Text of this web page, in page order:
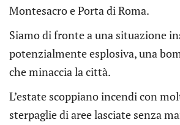
Montesacro e Porta di Roma.
Siamo di fronte a una situazione
potenzialmente esplosiva, una
che minaccia la città.
L’estate scoppiano incendi con
sterpaglie di aree lasciate senza